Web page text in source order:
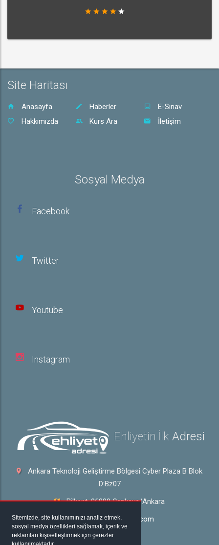
Sitemizde, site kullanımınızı analiz etmek,
sosyal medya özellikleri sağlamak, içerik ve
reklamları kişiselleştirmek için çerezler
Site Haritası
Anasayfa Haberler
E-Sınav
Hakkımızda
Kurs Ara İletişim
Sosyal Medya
Facebook
Twitter
Youtube
Instagram
Ehliyetin İlk Adresi
Ankara Teknoloji Geliştirme Bölgesi Cyber Plaza B Blok
D:Bz07
Bilkent, 06800 Çankaya/Ankara
bilgi@ehliyetadresi.com
444 0 940